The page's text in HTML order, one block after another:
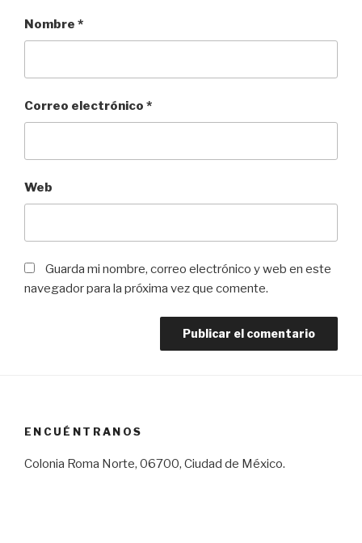
Nombre *
Correo electrónico *
Web
Guarda mi nombre, correo electrónico y web en este
navegador para la próxima vez que comente.
ENCUÉNTRANOS
Colonia Roma Norte, 06700, Ciudad de México.